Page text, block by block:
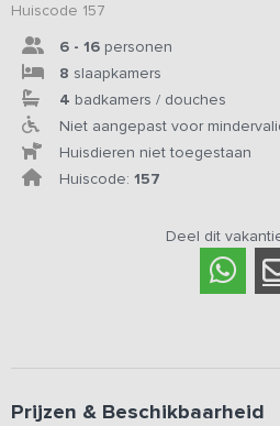
Huiscode 157
6 - 16 personen
8 slaapkamers
4 badkamers / douches
Niet aangepast voor
Huisdieren niet toegestaan
Huiscode: 157
Deel dit
Prijzen & Beschikbaarheid